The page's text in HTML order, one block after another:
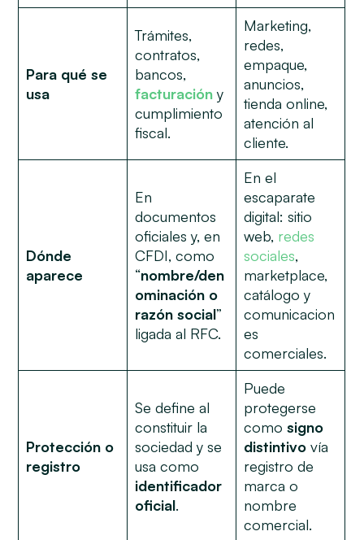
Para qué se
usa
Trámites,
contratos,
bancos,
facturación y
cumplimiento
fiscal.
Marketing,
redes,
empaque,
anuncios,
tienda online,
atención al
cliente.
Dónde
aparece
En
documentos
oficiales y, en
CFDI, como
“nombre/den
ominación o
razón social”
ligada al RFC.
En el
escaparate
digital: sitio
web, redes
sociales,
marketplace,
catálogo y
comunicacion
es
comerciales.
Protección o
registro
Se define al
constituir la
sociedad y se
usa como
identificador
oficial.
Puede
protegerse
comosigno
distintivo vía
registro de
marca o
nombre
comercial.